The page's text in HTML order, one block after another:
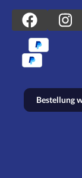
Bestellung